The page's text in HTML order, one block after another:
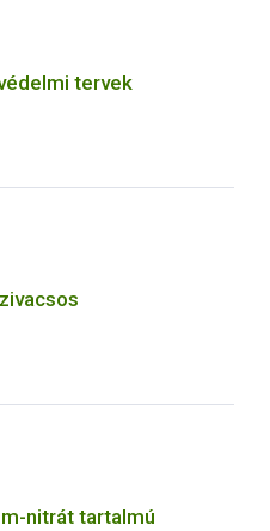
tervek
nitrát tartalmú